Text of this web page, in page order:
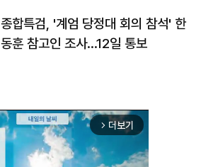
종합특검, '계엄 당정대 회의 참석' 한
동훈 참고인 조사...12일 통보
arrow_forward_ios 더보기